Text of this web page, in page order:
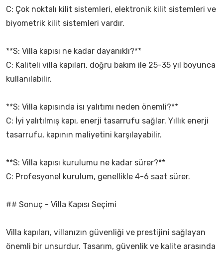
C: Çok noktalı kilit sistemleri, elektronik kilit sistemleri ve
biyometrik kilit sistemleri vardır.
**S: Villa kapısı ne kadar dayanıklı?**
C: Kaliteli villa kapıları, doğru bakım ile 25-35 yıl boyunca
kullanılabilir.
**S: Villa kapısında isı yalıtımı neden önemli?**
C: İyi yalıtılmış kapı, enerji tasarrufu sağlar. Yıllık enerji
tasarrufu, kapının maliyetini karşılayabilir.
**S: Villa kapısı kurulumu ne kadar sürer?**
C: Profesyonel kurulum, genellikle 4-6 saat sürer.
## Sonuç - Villa Kapısı Seçimi
Villa kapıları, villanızın güvenliği ve prestijini sağlayan
önemli bir unsurdur. Tasarım, güvenlik ve kalite arasında